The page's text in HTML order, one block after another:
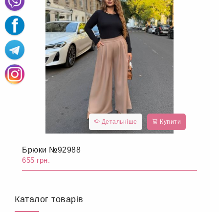
Детальніше Купити
Брюки №92988
655 грн.
Каталог товарів